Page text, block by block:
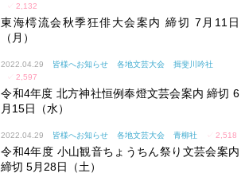
✓
2,132
東海樗流会秋季狂俳大会案内 締切 7月11日
（月）
2022.04.29 皆様へお知らせ 各地文芸大会
揖斐川吟社
✓
2,597
令和4年度 北方神社恒例奉燈文芸会案内 締切 6
月15日（水）
2022.04.29 皆様へお知らせ 各地文芸大会 青柳社 ✓ 2,518
令和4年度 小山観音ちょうちん祭り文芸会案内
締切 5月28日（土）